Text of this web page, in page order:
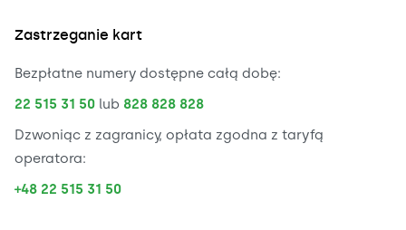
Zastrzeganie kart
Bezpłatne numery dostępne całą dobę:
22 515 31 50 lub 828 828 828
Dzwoniąc z zagranicy, opłata zgodna z taryfą
operatora:
+48 22 515 31 50